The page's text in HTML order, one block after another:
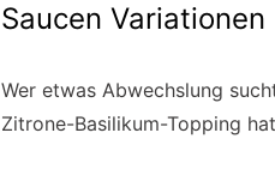
Saucen Variationen
Wer etwas Abwechslung
Zitrone-Basilikum-Topping